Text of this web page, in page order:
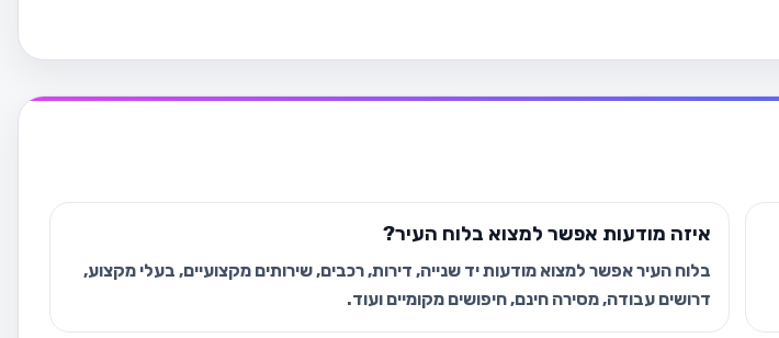
איזה מודעות אפשר למצוא בלוח העיר?
בלוח העיר אפשר למצוא מודעות יד שנייה, דירות, רכבים, שירותים מקצועיים, בעלי מקצוע,
דרושים עבודה, מסירה חינם, חיפושים מקומיים ועוד.